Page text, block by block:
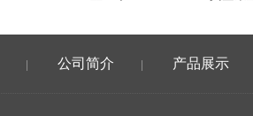
公司简介 产品展示